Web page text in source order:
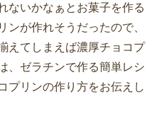
ないかなぁとお菓子を作る
ンが作れそうだったので、
えてしまえば濃厚チョコプ
、ゼラチンで作る簡単レシ
プリンの作り方をお伝えし